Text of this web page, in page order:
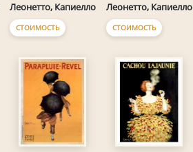
Леонетто, Капиелло
СТОИМОСТЬ
Леонетто, Капиелло
СТОИМОСТЬ